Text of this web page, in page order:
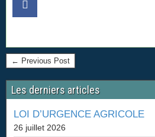
← Previous Post
Les derniers articles
LOI D’URGENCE AGRICOLE
26 juillet 2026